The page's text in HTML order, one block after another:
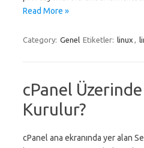
Read More »
Category: Genel Etiketler: linux ,
cPanel Üzerinde
Kurulur?
cPanel ana ekranında yer alan